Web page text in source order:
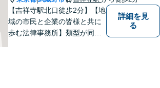
【吉祥寺駅北口徒歩2分】【地
域の市民と企業の皆様と共に
歩む法律事務所】類型が同じ
詳細を見
る